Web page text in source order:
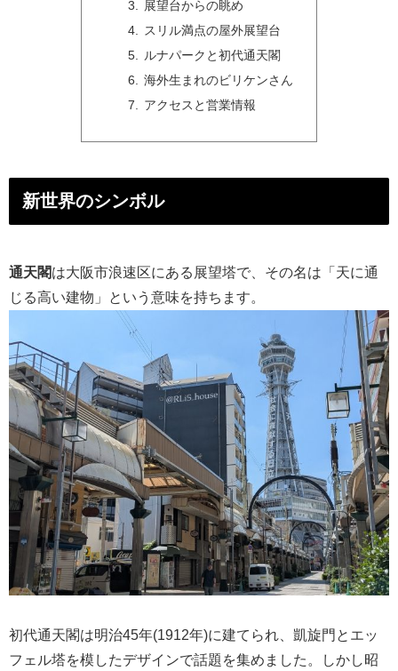
展望台からの眺め
スリル満点の屋外展望台
ルナパークと初代通天閣
海外生まれのビリケンさん
アクセスと営業情報
新世界のシンボル
通天閣は大阪市浪速区にある展望塔で、その名は「天に通
じる高い建物」という意味を持ちます。
初代通天閣は明治45年(1912年)に建てられ、凱旋門とエッ
フェル塔を模したデザインで話題を集めました。しかし昭